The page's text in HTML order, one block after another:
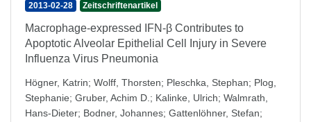
2013-02-28 Zeitschriftenartikel
Macrophage-expressed IFN-β Contributes to
Apoptotic Alveolar Epithelial Cell Injury in Severe
Influenza Virus Pneumonia
Högner, Katrin; Wolff, Thorsten; Pleschka, Stephan; Plog,
Stephanie; Gruber, Achim D. ; Kalinke, Ulrich; Walmrath,
Hans-Dieter; Bodner, Johannes; Gattenlöhner, Stefan;